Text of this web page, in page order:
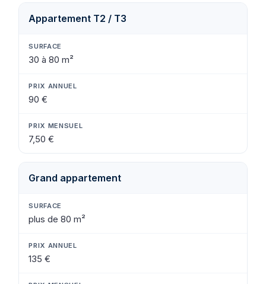
Appartement T2 / T3
30 à 80 m²
90 €
7,50 €
Grand appartement
plus de 80 m²
135 €